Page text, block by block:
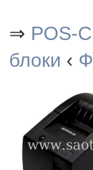
⇒ POS-
блоки ‹